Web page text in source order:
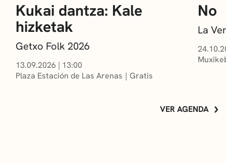
Kukai dantza: Kale
hizketak
Getxo Folk 2026
13.09.2026 | 13:00
Plaza Estación de Las Arenas
Gratis
No
La
VER AGENDA